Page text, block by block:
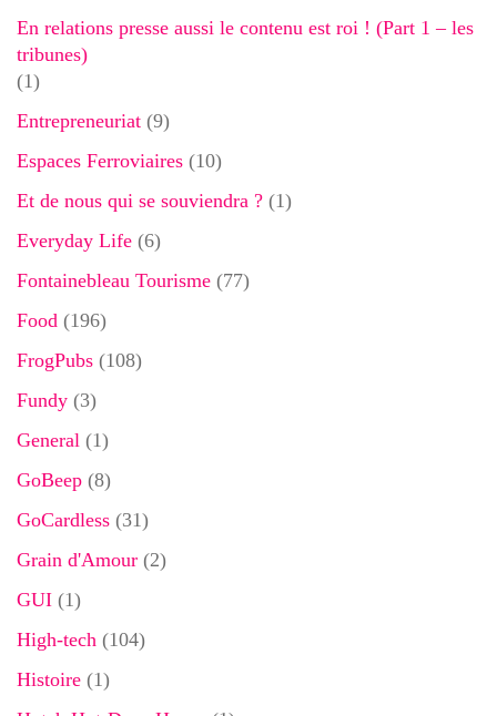
En relations presse aussi le contenu est roi ! (Part 1 – les
tribunes)
(1)
Entrepreneuriat (9)
Espaces Ferroviaires (10)
Et de nous qui se souviendra ? (1)
Everyday Life (6)
Fontainebleau Tourisme (77)
Food (196)
FrogPubs (108)
Fundy (3)
General (1)
GoBeep (8)
GoCardless (31)
Grain d'Amour (2)
GUI (1)
High-tech (104)
Histoire (1)